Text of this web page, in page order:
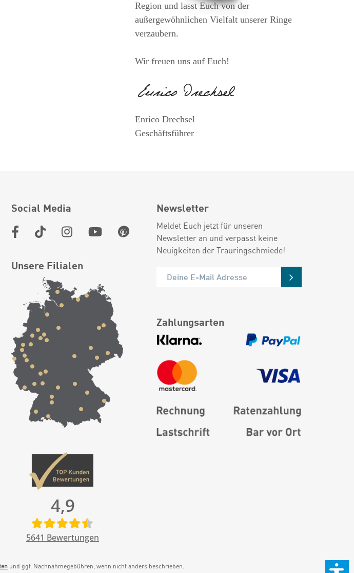
Region und lasst Euch von der
außergewöhnlichen Vielfalt unserer Ringe
verzaubern.
Wir freuen uns auf Euch!
Enrico Drechsel
Geschäftsführer
Social Media
Unsere Filialen
4,9
5641 Bewertungen
Newsletter
Meldet Euch jetzt für unseren
Newsletter an und verpasst keine
Neuigkeiten der Trauringschmiede!
Zahlungsarten
und ggf. Nachnahmegebühren, wenn nicht anders beschrieben.